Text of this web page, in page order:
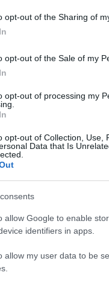
opt-out of the Sharing of
opt-out of the Sale of my
opt-out of processing my
opt-out of Collection, Use,
Data that Is
allow Google to enable
identifiers in apps.
allow my user data to be
ház szabadtéri
által
ételekből
Faddi Varga János
borait, köztük
a résztvevők. A
Fotópályázatra
nevezett. A
mutat be. A
díjat egy